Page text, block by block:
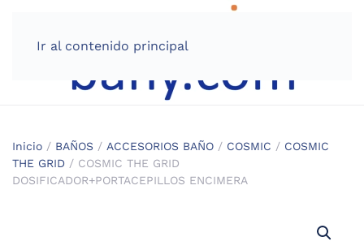
Ir al contenido principal
Inicio / BAÑOS / ACCESORIOS BAÑO / COSMIC / COSMIC
THE GRID / COSMIC THE GRID
DOSIFICADOR+PORTACEPILLOS ENCIMERA